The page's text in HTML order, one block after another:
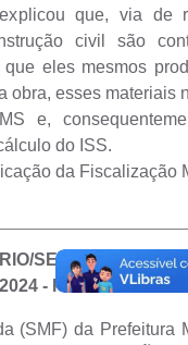
que, via de
civil são
eles mesmos
obra, esses materiais
e,
do ISS.
da Fiscalização
SEFAZ -
- PASSOS/MG
(SMF) da Prefeitura